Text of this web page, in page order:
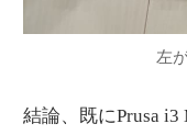
左
結論、既にPrusa